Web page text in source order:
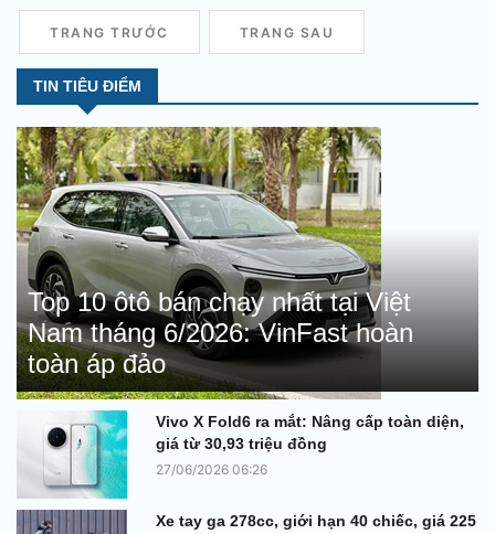
TRANG TRƯỚC TRANG SAU
TIN TIÊU ĐIỂM
Top 10 ôtô bán chạy nhất tại Việt
Nam tháng 6/2026: VinFast hoàn
toàn áp đảo
Vivo X Fold6 ra mắt: Nâng cấp toàn diện,
giá từ 30,93 triệu đồng
27/06/2026 06:26
Xe tay ga 278cc, giới hạn 40 chiếc, giá 225